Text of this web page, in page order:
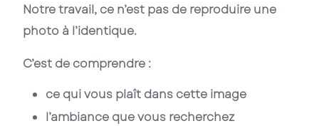
Notre travail, ce n’est pas de reproduire une
photo à l’identique.
C’est de comprendre :
ce qui vous plaît dans cette image
l’ambiance que vous recherchez